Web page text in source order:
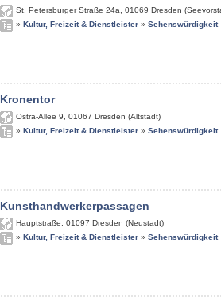
St. Petersburger Straße 24a 01069 Dresden
» Kultur, Freizeit & Dienstleister » Sehenswürdigkeit
Kronentor
Ostra-Allee 9 01067 Dresden (Altstadt)
» Kultur, Freizeit & Dienstleister » Sehenswürdigkeit
Kunsthandwerkerpassagen
Hauptstraße 01097 Dresden (Neustadt)
» Kultur, Freizeit & Dienstleister » Sehenswürdigkeit